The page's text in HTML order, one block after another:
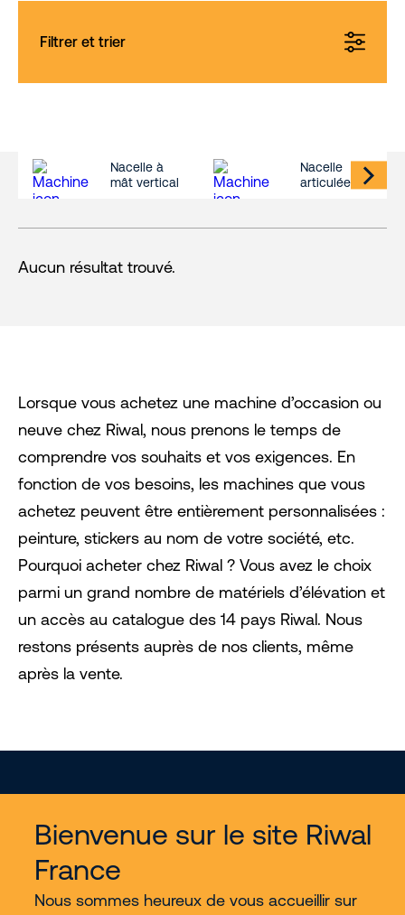
Bienvenue sur le site Riwal
France
Nous sommes heureux de vous accueillir sur
Filtrer et trier
Nacelle à
mât vertical
Nacelle
articulée
Aucun résultat trouvé.
Lorsque vous achetez une machine d’occasion ou
neuve chez Riwal, nous prenons le temps de
comprendre vos souhaits et vos exigences. En
fonction de vos besoins, les machines que vous
achetez peuvent être entièrement personnalisées :
peinture, stickers au nom de votre société, etc.
Pourquoi acheter chez Riwal ? Vous avez le choix
parmi un grand nombre de matériels d’élévation et
un accès au catalogue des 14 pays Riwal. Nous
restons présents auprès de nos clients, même
après la vente.
Services